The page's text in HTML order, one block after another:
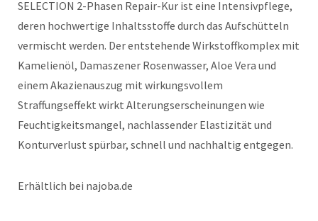
SELECTION 2-Phasen Repair-Kur ist eine Intensivpflege,
deren hochwertige Inhaltsstoffe durch das Aufschütteln
vermischt werden. Der entstehende Wirkstoffkomplex mit
Kamelienöl, Damaszener Rosenwasser, Aloe Vera und
einem Akazienauszug mit wirkungsvollem
Straffungseffekt wirkt Alterungserscheinungen wie
Feuchtigkeitsmangel, nachlassender Elastizität und
Konturverlust spürbar, schnell und nachhaltig entgegen.
Erhältlich bei najoba.de